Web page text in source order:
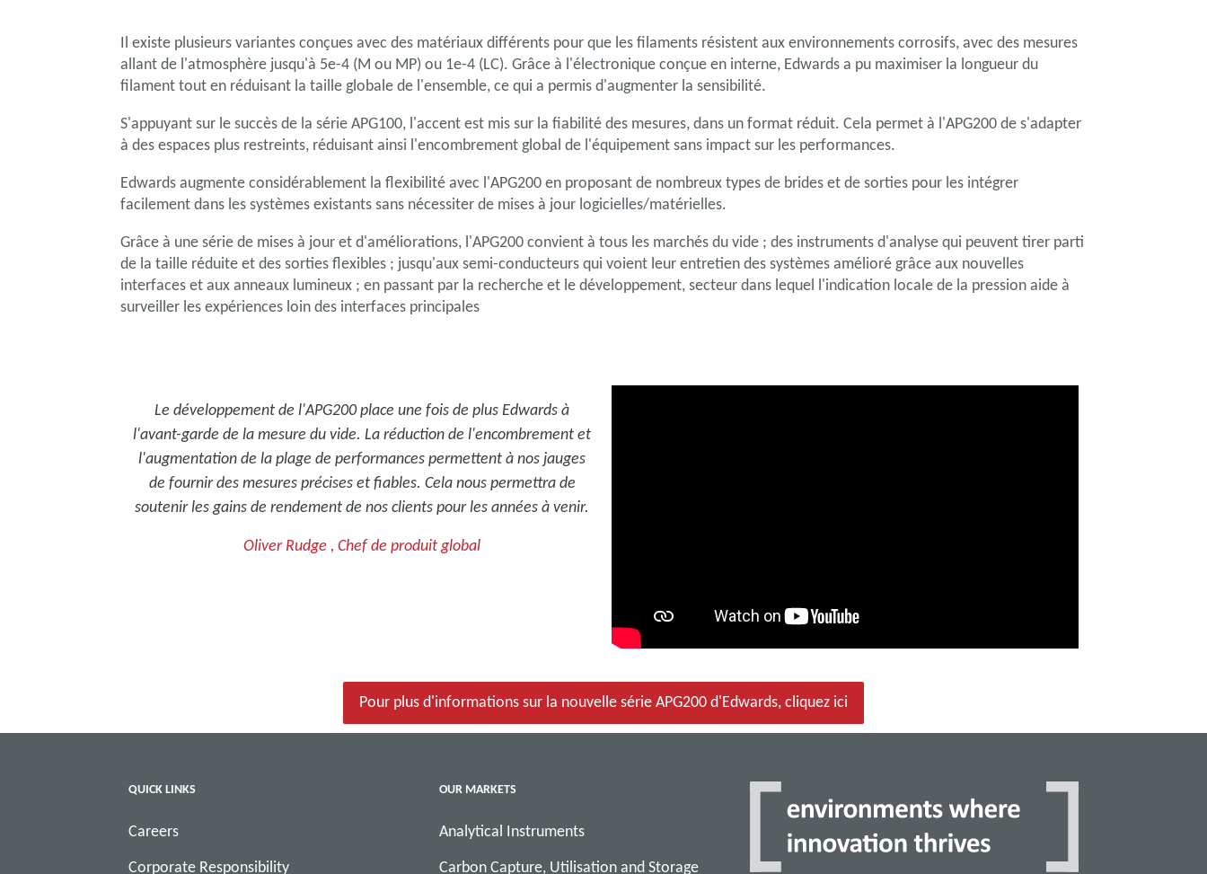
Il existe plusieurs variantes conçues avec des matériaux différents pour que les filaments résistent aux environnements corrosifs, avec des mesures
allant de l'atmosphère jusqu'à 5e-4 (M ou MP) ou 1e-4 (LC). Grâce à l'électronique conçue en interne, Edwards a pu maximiser la longueur du
filament tout en réduisant la taille globale de l'ensemble, ce qui a permis d'augmenter la sensibilité.
S'appuyant sur le succès de la série APG100, l'accent est mis sur la fiabilité des mesures, dans un format réduit. Cela permet à l'APG200 de s'adapter
à des espaces plus restreints, réduisant ainsi l'encombrement global de l'équipement sans impact sur les performances.
Edwards augmente considérablement la flexibilité avec l'APG200 en proposant de nombreux types de brides et de sorties pour les intégrer
facilement dans les systèmes existants sans nécessiter de mises à jour logicielles/matérielles.
Grâce à une série de mises à jour et d'améliorations, l'APG200 convient à tous les marchés du vide ; des instruments d'analyse qui peuvent tirer parti
de la taille réduite et des sorties flexibles ; jusqu'aux semi-conducteurs qui voient leur entretien des systèmes amélioré grâce aux nouvelles
interfaces et aux anneaux lumineux ; en passant par la recherche et le développement, secteur dans lequel l'indication locale de la pression aide à
surveiller les expériences loin des interfaces principales
Le développement de l'APG200 place une fois de plus Edwards à
l'avant-garde de la mesure du vide. La réduction de l'encombrement et
l'augmentation de la plage de performances permettent à nos jauges
de fournir des mesures précises et fiables. Cela nous permettra de
soutenir les gains de rendement de nos clients pour les années à venir.
Oliver Rudge , Chef de produit global
Pour plus d'informations sur la nouvelle série APG200 d'Edwards, cliquez ici
QUICK LINKS
Careers
Corporate Responsibility
OUR MARKETS
Analytical Instruments
Carbon Capture, Utilisation and Storage